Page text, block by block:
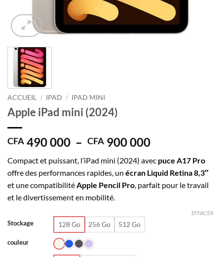
ACCUEIL / IPAD / IPAD MINI
Apple iPad mini (2024)
CFA 490 000 – CFA 900 000Plage
prix :
CFA 490
000
CFA 900
Compact et puissant, l’iPad mini (2024) avec puce A17 Pro
offre des performances rapides, un écran Liquid Retina 8,3″
et une compatibilitéApple Pencil Pro, parfait pour le travail
et le divertissement en mobilité.
Stockage 128 Go 256 Go 512 Go
couleur
EFFACER